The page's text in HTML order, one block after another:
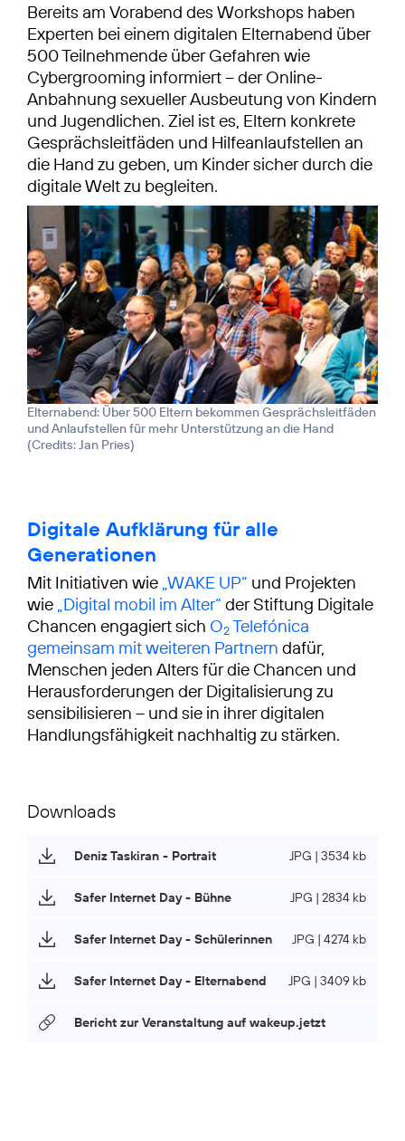
Bereits am Vorabend des Workshops haben
Experten bei einem digitalen Elternabend über
500 Teilnehmende über Gefahren wie
Cybergrooming informiert – der Online-
Anbahnung sexueller Ausbeutung von Kindern
und Jugendlichen. Ziel ist es, Eltern konkrete
Gesprächsleitfäden und Hilfeanlaufstellen an
die Hand zu geben, um Kinder sicher durch die
digitale Welt zu begleiten.
Elternabend: Über 500 Eltern bekommen Gesprächsleitfäden
und Anlaufstellen für mehr Unterstützung an die Hand
(Credits: Jan Pries)
Digitale Aufklärung für alle
Generationen
Mit Initiativen wie „WAKE UP“ und Projekten
wie „Digital mobil im Alter“ der Stiftung Digitale
Chancen engagiert sich O2Telefónica
gemeinsam mit weiteren Partnern dafür,
Menschen jeden Alters für die Chancen und
Herausforderungen der Digitalisierung zu
sensibilisieren – und sie in ihrer digitalen
Handlungsfähigkeit nachhaltig zu stärken.
Downloads
Deniz Taskiran - Portrait JPG | 3534 kb
Safer Internet Day - Bühne JPG | 2834 kb
Safer Internet Day - Schülerinnen JPG | 4274 kb
Safer Internet Day - Elternabend JPG | 3409 kb
Bericht zur Veranstaltung auf wakeup.jetzt